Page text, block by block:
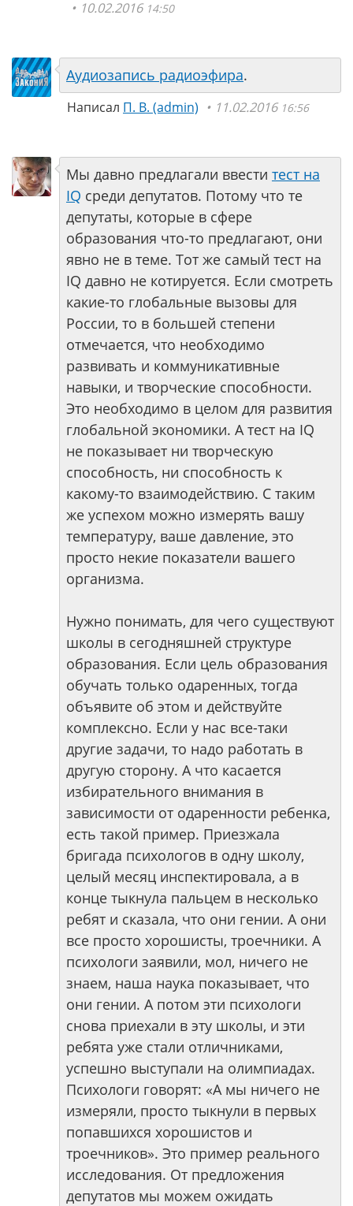
10.02.2016 14:50
Аудиозапись радиоэфира.
Написал П. В. (аdmin) 11.02.2016 16:56
Мы давно предлагали ввести тест на
IQ среди депутатов. Потому что те
депутаты, которые в сфере
образования что-то предлагают, они
явно не в теме. Тот же самый тест на
IQ давно не котируется. Если смотреть
какие-то глобальные вызовы для
России, то в большей степени
отмечается, что необходимо
развивать и коммуникативные
навыки, и творческие способности.
Это необходимо в целом для развития
глобальной экономики. А тест на IQ
не показывает ни творческую
способность, ни способность к
какому-то взаимодействию. С таким
же успехом можно измерять вашу
температуру, ваше давление, это
просто некие показатели вашего
организма.
Нужно понимать, для чего существуют
школы в сегодняшней структуре
образования. Если цель образования
обучать только одаренных, тогда
объявите об этом и действуйте
комплексно. Если у нас все-таки
другие задачи, то надо работать в
другую сторону. А что касается
избирательного внимания в
зависимости от одаренности ребенка,
есть такой пример. Приезжала
бригада психологов в одну школу,
целый месяц инспектировала, а в
конце тыкнула пальцем в несколько
ребят и сказала, что они гении. А они
все просто хорошисты, троечники. А
психологи заявили, мол, ничего не
знаем, наша наука показывает, что
они гении. А потом эти психологи
снова приехали в эту школы, и эти
ребята уже стали отличниками,
успешно выступали на олимпиадах.
Психологи говорят: «А мы ничего не
измеряли, просто тыкнули в первых
попавшихся хорошистов и
троечников». Это пример реального
исследования. От предложения
депутатов мы можем ожидать